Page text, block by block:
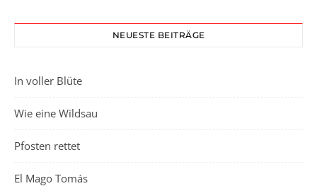
NEUESTE BEITRÄGE
In voller Blüte
Wie eine Wildsau
Pfosten rettet
El Mago Tomás